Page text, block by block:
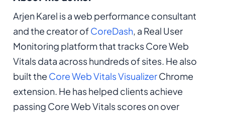
Arjen Karel is a web performance consultant
and the creator ofCoreDash, a Real User
Monitoring platform that tracks Core Web
Vitals data across hundreds of sites. He also
built the Core Web Vitals VisualizerChrome
extension. He has helped clients achieve
passing Core Web Vitals scores on over